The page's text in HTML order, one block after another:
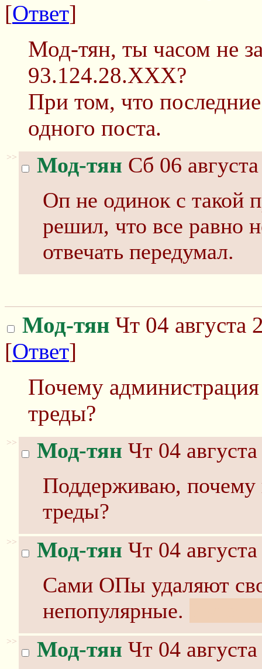
[Ответ]
Мод-тян, ты часом не
93.124.28.XXX?
При том, что
одного поста.
>> Мод-тян Сб 06
Оп не одинок с такой
решил, что все равно
отвечать передумал.
Мод-тян Чт 04 августа
[Ответ]
Почему
треды?
>> Мод-тян Чт 04
Поддерживаю, почему
треды?
>> Мод-тян Чт 04
Сами ОПы удаляют
непопулярные.
>> Мод-тян Чт 04